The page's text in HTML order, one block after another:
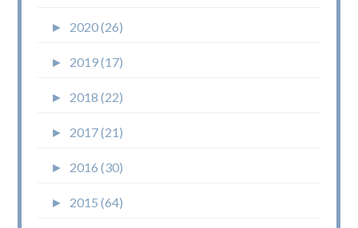
► 2020 (26)
► 2019 (17)
► 2018 (22)
► 2017 (21)
► 2016 (30)
► 2015 (64)